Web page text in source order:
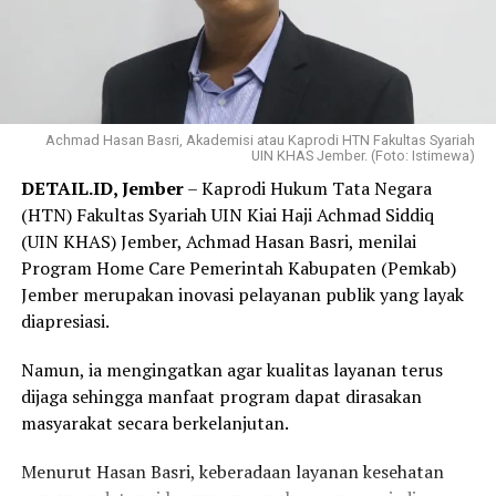
Harapannya, semakin banyak peserta yang dapat
menjaga status kepesertaan tetap aktif dan
memperoleh perlindungan kesehatan secara
berkelanjutan.
dana secara bertahap sesuai kemampuan melalui mitra
yang telah bekerja sama dengan BPJS Kesehatan.
Program ini dikembangkan dalam dua skema layanan,
yaitu digital-kolektif dan konvensional-perorangan,
sehingga dapat menjangkau berbagai kelompok
Pada skema digital-kolektif, peserta mendaftar melalui
platform mitra seperti aplikasi digital dan ekosistem
Kesehatan.
Achmad Hasan Basri, Akademisi atau Kaprodi HTN Fakultas Syariah
UIN KHAS Jember. (Foto: Istimewa)
DETAIL.ID, Jember– Kaprodi Hukum Tata Negara
(HTN) Fakultas Syariah UIN Kiai Haji Achmad Siddiq
(UIN KHAS) Jember, Achmad Hasan Basri, menilai
Program Home Care Pemerintah Kabupaten (Pemkab)
Jember merupakan inovasi pelayanan publik yang layak
diapresiasi.
Namun, ia mengingatkan agar kualitas layanan terus
dijaga sehingga manfaat program dapat dirasakan
masyarakat secara berkelanjutan.
Menurut Hasan Basri, keberadaan layanan kesehatan